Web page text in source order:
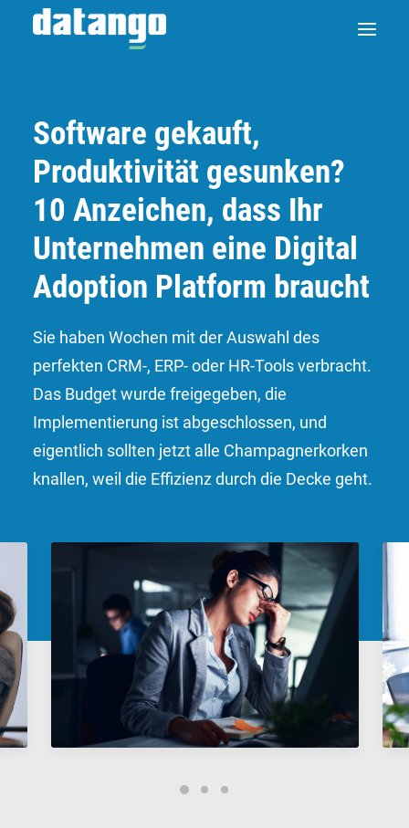
Software gekauft,
Produktivität gesunken?
10 Anzeichen, dass Ihr
Unternehmen eine Digital
Adoption Platform braucht
Sie haben Wochen mit der Auswahl des
perfekten CRM-, ERP- oder HR-Tools verbracht.
Das Budget wurde freigegeben, die
Implementierung ist abgeschlossen, und
eigentlich sollten jetzt alle Champagnerkorken
knallen, weil die Effizienz durch die Decke geht.